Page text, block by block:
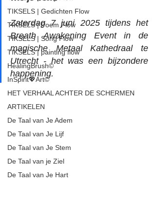
TIKSELS | Gedichten Flow
TIKSELS | Poem Flow
TIKSELS | Song Flow
TIKSELS | painting flow
HealingBrush©
InSpirit💖Art©
HET VERHAAL ACHTER DE SCHERMEN
ARTIKELEN
De Taal van Je Adem
De Taal van Je Lijf
De Taal van Je Stem
De Taal van je Ziel
De Taal van Je Hart
Zaterdag 7 juni 2025 tijdens het
Breath Awakening Event in de
magische Metaal Kathedraal te
Utrecht - het was een bijzondere
happening.